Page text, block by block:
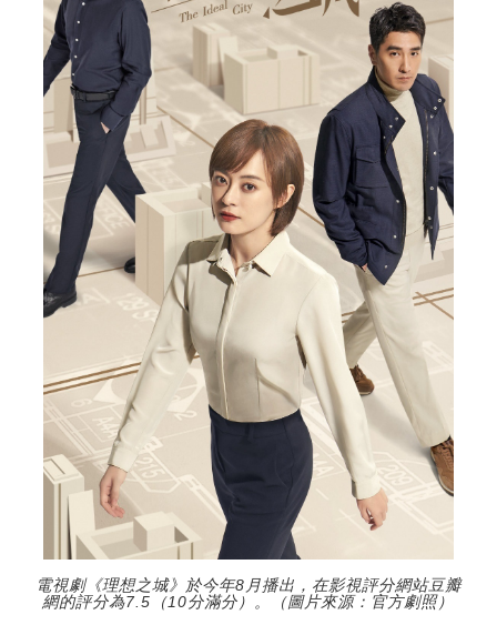
電視劇《理想之城》於今年8月播出，在影視評分網站豆瓣
網的評分為7.5（10分滿分）。（圖片來源：官方劇照）